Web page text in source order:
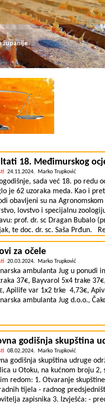
županije
18. Međimurskog
24.11.2024. Marko Trupković
sada već 18. po redu
je 62 uzoraka meda. Kao i
obavljeni su na
lovstvo i specijalnu
prof. dr. sc Dragan Bubalo
te doc. dr. sc. Saša Prđun.
30 srebrnih (48,4%) te 16
možemo zaključiti da
dokazana na raznim
praksi, svi uzorci meda
Hvala svim pčelarima koji su
da druge godine imaju još
drive.google.com/file/d/
održati će se predavanje
(ljekovitost, primjena,
za očele
20.03.2024. Marko Trupković
ambulanta Jug u ponudi
37€, Bayvarol 5x4 trake
Apilife var 1x2 trke 4,73€,
ambulanta Jug d.o.o.,
godišnja skupština
08.02.2024. Marko Trupković
godišnja skupština udruge
u Otoku, na kućnom broju
redom: 1. Otvaranje
tijela - radnog
zapisnika 3. Izvješća: -